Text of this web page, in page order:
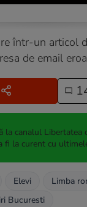
într-un articol
de email
la canalul Libertatea
fi la curent cu
Elevi
Limba
Bucuresti